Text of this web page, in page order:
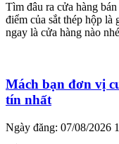
Tìm đâu ra cửa hàng
điểm của sắt thép hộp
ngay là cửa hàng nào
Mách bạn đơn vị
tín nhất
Ngày đăng: 07/08/2026